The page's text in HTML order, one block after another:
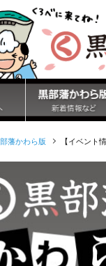
藩かわら版 【イベント